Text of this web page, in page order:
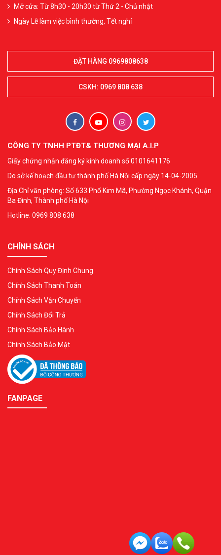
Mở cửa: Từ 8h30 - 20h30 từ Thứ 2 - Chủ nhật
Ngày Lễ làm việc bình thường, Tết nghỉ
ĐẶT HÀNG 0969808638
CSKH: 0969 808 638
CÔNG TY TNHH PTĐT& THƯƠNG MẠI A.I.P
Giấy chứng nhận đăng ký kinh doanh số 0101641176
Do sở kế hoạch đầu tư thành phố Hà Nội cấp ngày 14-04-2005
Địa Chỉ văn phòng: Số 633 Phố Kim Mã, Phường Ngọc Khánh, Quận
Ba Đình, Thành phố Hà Nội
Hotline: 0969 808 638
CHÍNH SÁCH
Chính Sách Quy Định Chung
Chính Sách Thanh Toán
Chính Sách Vận Chuyển
Chính Sách Đổi Trả
Chính Sách Bảo Hành
Chính Sách Bảo Mật
FANPAGE